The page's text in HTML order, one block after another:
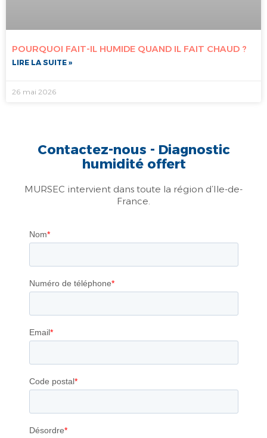
POURQUOI FAIT-IL HUMIDE QUAND IL FAIT CHAUD ?
LIRE LA SUITE »
26 mai 2026
Contactez-nous - Diagnostic
humidité offert
MURSEC intervient dans toute la région d’Ile-de-
France.